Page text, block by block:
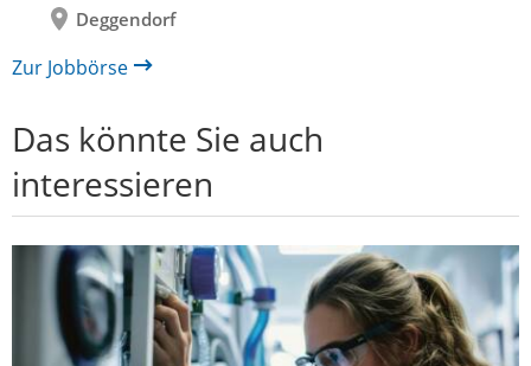
Deggendorf
Zur Jobbörse
Das könnte Sie auch
interessieren